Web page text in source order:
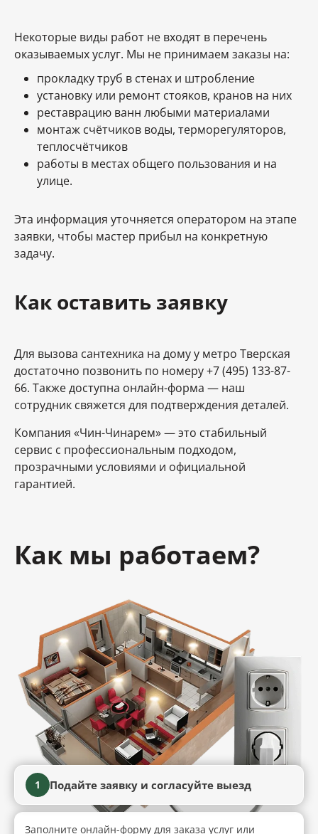
Некоторые виды работ не входят в перечень
оказываемых услуг. Мы не принимаем заказы на:
прокладку труб в стенах и штробление
установку или ремонт стояков, кранов на них
реставрацию ванн любыми материалами
монтаж счётчиков воды, терморегуляторов,
теплосчётчиков
работы в местах общего пользования и на
улице.
Эта информация уточняется оператором на этапе
заявки, чтобы мастер прибыл на конкретную
задачу.
Как оставить заявку
Для вызова сантехника на дому у метро Тверская
достаточно позвонить по номеру +7 (495) 133-87-
66. Также доступна онлайн-форма — наш
сотрудник свяжется для подтверждения деталей.
Компания «Чин-Чинарем» — это стабильный
сервис с профессиональным подходом,
прозрачными условиями и официальной
гарантией.
Как мы работаем?
1 Подайте заявку и согласуйте выезд
Заполните онлайн-форму для заказа услуг или